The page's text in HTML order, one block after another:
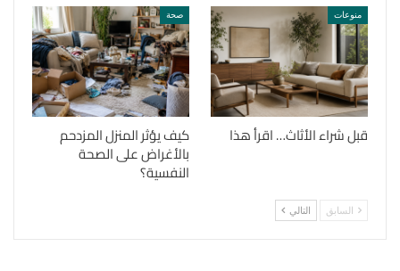
منوعات
قبل شراء الأثاث… اقرأ هذا
صحة
كيف يؤثر المنزل المزدحم
بالأغراض على الصحة
النفسية؟
السابق التالي